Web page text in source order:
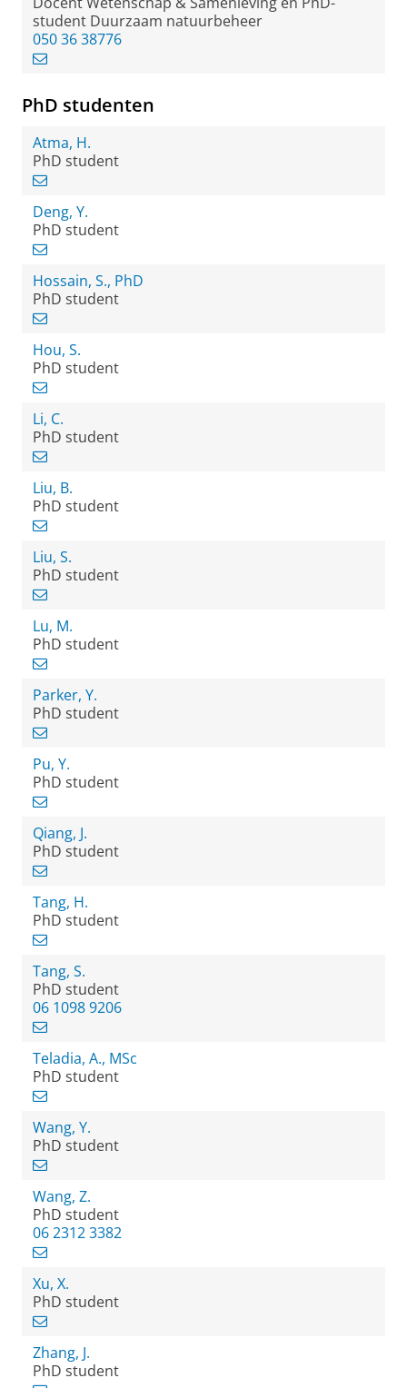
student Duurzaam natuurbeheer
050 36 38776
PhD studenten
Atma, H.
PhD student
Deng, Y.
PhD student
Hossain, S., PhD
PhD student
Hou, S.
PhD student
Li, C.
PhD student
Liu, B.
PhD student
Liu, S.
PhD student
Lu, M.
PhD student
Parker, Y.
PhD student
Pu, Y.
PhD student
Qiang, J.
PhD student
Tang, H.
PhD student
Tang, S.
PhD student
06 1098 9206
Teladia, A., MSc
PhD student
Wang, Y.
PhD student
Wang, Z.
PhD student
06 2312 3382
Xu, X.
PhD student
Zhang, J.
PhD student